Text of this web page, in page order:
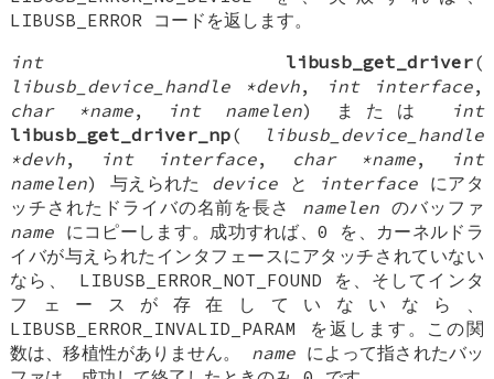
LIBUSB_ERROR コードを返します。
int
libusb_get_driver(
libusb_device_handle *devh, int interface,
char *name, int namelen) または
int
libusb_get_driver_np(
libusb_device_handle
*devh, int interface, char *name,
int
namelen) 与えられた device と interface にアタ
ッチされたドライバの名前を長さ namelen のバッファ
name にコピーします。成功すれば、0 を、カーネルドラ
イバが与えられたインタフェースにアタッチされていない
なら、 LIBUSB_ERROR_NOT_FOUND を、そしてインタ
フェースが存在していないなら、
LIBUSB_ERROR_INVALID_PARAM を返します。この関
数は、移植性がありません。 name によって指されたバッ